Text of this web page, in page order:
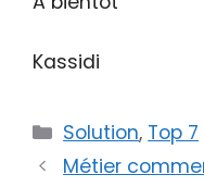
Kassidi
Catégories
Solution, Top 7
Métier